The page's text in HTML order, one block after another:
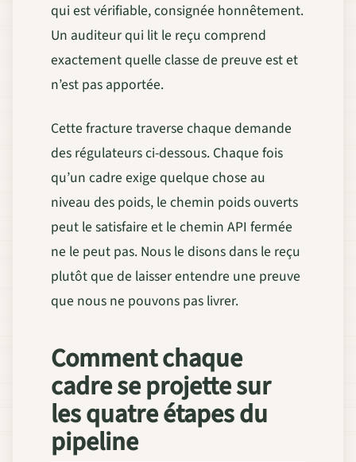
qui est vérifiable, consignée honnêtement.
Un auditeur qui lit le reçu comprend
exactement quelle classe de preuve est et
n’est pas apportée.
Cette fracture traverse chaque demande
des régulateurs ci-dessous. Chaque fois
qu’un cadre exige quelque chose au
niveau des poids, le chemin poids ouverts
peut le satisfaire et le chemin API fermée
ne le peut pas. Nous le disons dans le reçu
plutôt que de laisser entendre une preuve
que nous ne pouvons pas livrer.
Comment chaque
cadre se projette sur
les quatre étapes du
pipeline